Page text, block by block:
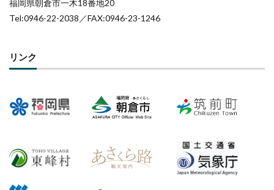
福岡県朝倉市一木18番地20
Tel:0946-22-2038／FAX:0946-23-1246
リンク